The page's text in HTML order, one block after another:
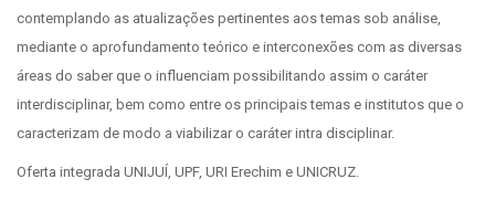
contemplando as atualizações pertinentes aos temas sob análise,
mediante o aprofundamento teórico e interconexões com as diversas
áreas do saber que o influenciam possibilitando assim o caráter
interdisciplinar, bem como entre os principais temas e institutos que o
caracterizam de modo a viabilizar o caráter intra disciplinar.
Oferta integrada UNIJUÍ, UPF, URI Erechim e UNICRUZ.